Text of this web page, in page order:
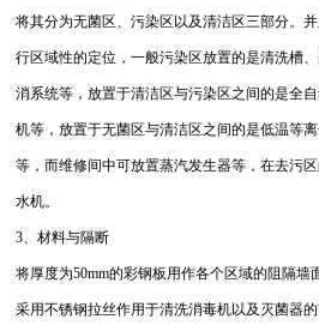
将其分为无菌区、污染区以及清洁区三部分。
行区域性的定位，一般污染区放置的是清洗槽
消系统等，放置于清洁区与污染区之间的是全
机等，放置于无菌区与清洁区之间的是低温等
等，而维修间中可放置蒸汽发生器等，在去污
水机。
3、材料与隔断
将厚度为50mm的彩钢板用作各个区域的阻隔
采用不锈钢拉丝作用于清洗消毒机以及灭菌器